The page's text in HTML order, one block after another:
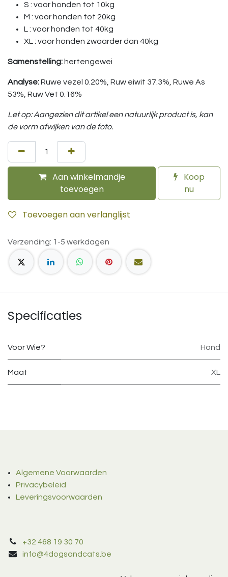
S : voor honden tot 10kg
M : voor honden tot 20kg
L : voor honden tot 40kg
XL : voor honden zwaarder dan 40kg
Samenstelling: hertengewei
Analyse:Ruwe vezel 0.20%, Ruw eiwit 37.3%, Ruwe As
53%, Ruw Vet 0.16%
Let op: Aangezien dit artikel een natuurlijk product is, kan
de vorm afwijken van de foto.
Aan winkelmandje
toevoegen
Koop
nu
Toevoegen aan verlanglijst
Verzending: 1-5 werkdagen
Specificaties
Voor Wie? Hond
Maat XL
Algemene Voorwaarden
Privacybeleid
Leveringsvoorwaarden
+32 468 19 30 70
info@4dogsandcats.be